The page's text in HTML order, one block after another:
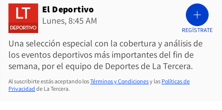
El Deportivo
Lunes, 8:45 AM
Una selección especial con la cobertura y análisis de
los eventos deportivos más importantes del fin de
semana, por el equipo de Deportes de La Tercera.
REGÍSTRATE
Al suscribirte estás aceptando losTérminos y Condicionesy las Políticas de
Privacidad de La Tercera.